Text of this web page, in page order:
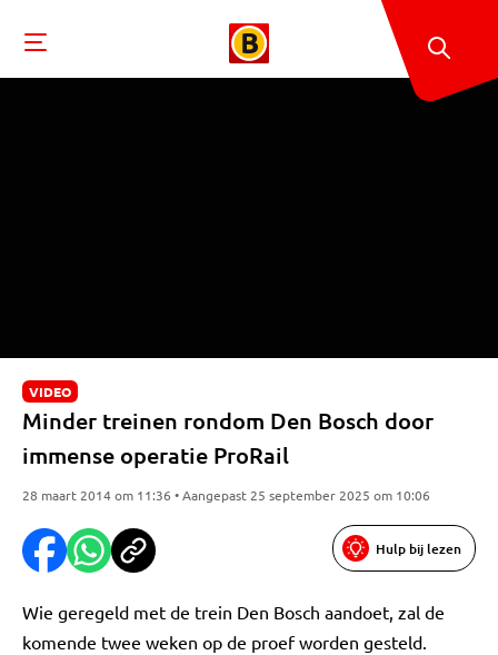
VIDEO
Minder treinen rondom Den Bosch door
immense operatie ProRail
28 maart 2014 om 11:36 • Aangepast 25 september 2025 om 10:06
Hulp bij lezen
Wie geregeld met de trein Den Bosch aandoet, zal de
komende twee weken op de proef worden gesteld.